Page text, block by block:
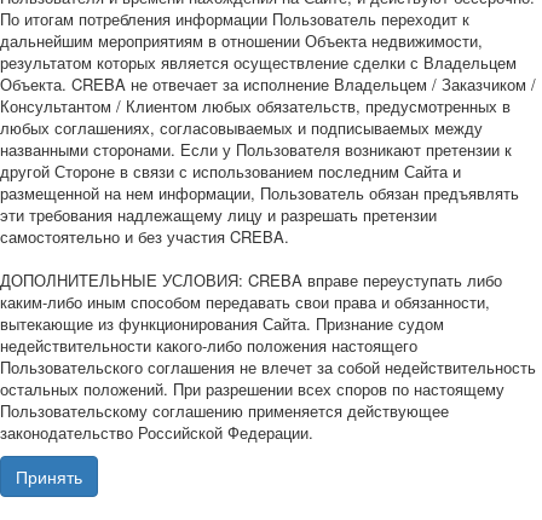
По итогам потребления информации Пользователь переходит к
дальнейшим мероприятиям в отношении Объекта недвижимости,
результатом которых является осуществление сделки с Владельцем
Объекта. CREBA не отвечает за исполнение Владельцем / Заказчиком /
Консультантом / Клиентом любых обязательств, предусмотренных в
любых соглашениях, согласовываемых и подписываемых между
названными сторонами. Если у Пользователя возникают претензии к
другой Стороне в связи с использованием последним Сайта и
размещенной на нем информации, Пользователь обязан предъявлять
эти требования надлежащему лицу и разрешать претензии
самостоятельно и без участия CREBA.
ДОПОЛНИТЕЛЬНЫЕ УСЛОВИЯ: CREBA вправе переуступать либо
каким-либо иным способом передавать свои права и обязанности,
вытекающие из функционирования Сайта. Признание судом
недействительности какого-либо положения настоящего
Пользовательского соглашения не влечет за собой недействительность
остальных положений. При разрешении всех споров по настоящему
Пользовательскому соглашению применяется действующее
законодательство Российской Федерации.
Принять